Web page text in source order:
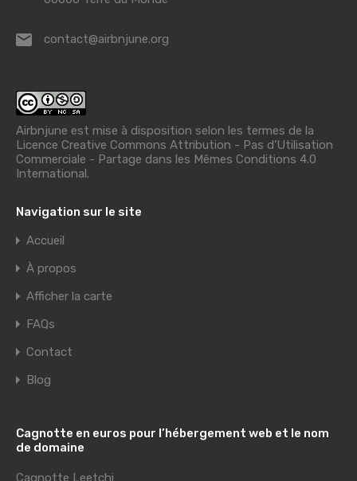
contact@airbnjune.org
Airbnjune est mise à disposition selon les termes de la
Licence Creative Commons Attribution - Pas d’Utilisation
Commerciale - Partage dans les Mêmes Conditions 4.0
International.
Navigation sur le site
Accueil
À propos
Afficher la carte
FAQs
Contact
Blog
Cagnotte en euros pour l’hébergement web et le nom
de domaine
Cagnotte Leetchi